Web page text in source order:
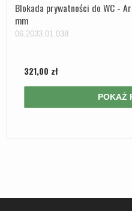
Blokada prywatności do WC -
mm
06.2033.01.038
321,00 zł
POKAŻ